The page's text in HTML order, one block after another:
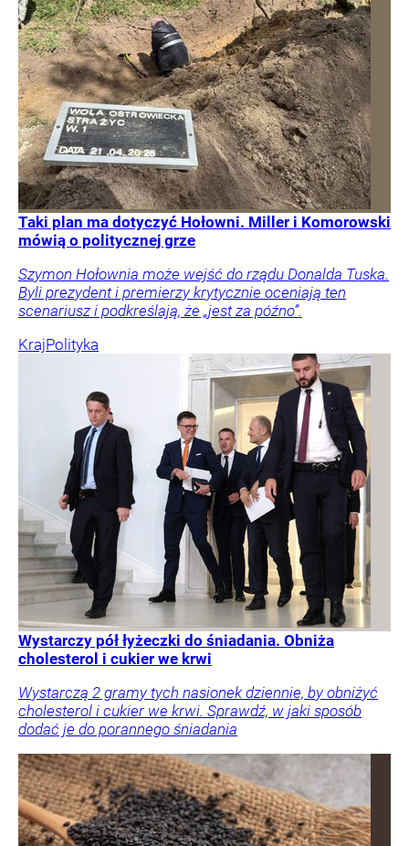
Taki plan ma dotyczyć Hołowni. Miller i Komorowski
mówią o politycznej grze
Szymon Hołownia może wejść do rządu Donalda Tuska.
Byli prezydent i premierzy krytycznie oceniają ten
scenariusz i podkreślają, że „jest za późno”.
KrajPolityka
Wystarczy pół łyżeczki do śniadania. Obniża
cholesterol i cukier we krwi
Wystarczą 2 gramy tych nasionek dziennie, by obniżyć
cholesterol i cukier we krwi. Sprawdź, w jaki sposób
dodać je do porannego śniadania